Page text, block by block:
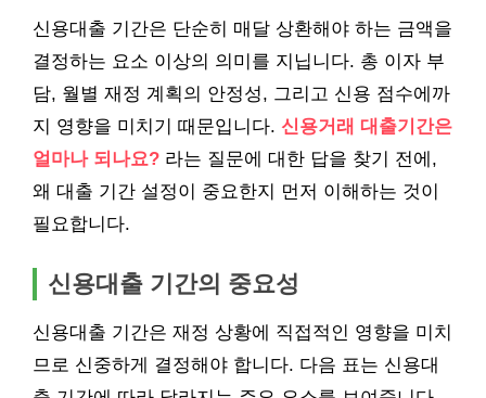
신용대출 기간은 단순히 매달 상환해야 하는 금액을
결정하는 요소 이상의 의미를 지닙니다. 총 이자 부
담, 월별 재정 계획의 안정성, 그리고 신용 점수에까
지 영향을 미치기 때문입니다. 신용거래 대출기간은
얼마나 되나요? 라는 질문에 대한 답을 찾기 전에,
왜 대출 기간 설정이 중요한지 먼저 이해하는 것이
필요합니다.
신용대출 기간의 중요성
신용대출 기간은 재정 상황에 직접적인 영향을 미치
므로 신중하게 결정해야 합니다. 다음 표는 신용대